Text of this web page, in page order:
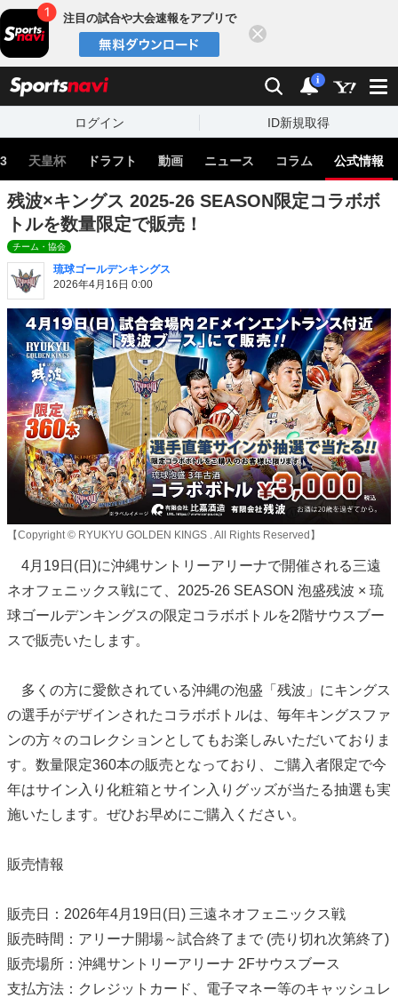
注目の試合や大会速報をアプリで
検索 通知
i
ログイン ID新規取得
天皇杯 ドラフト 動画 ニュース コラム 公式情報
残波×キングス 2025-26 SEASON限定コラボボ
トルを数量限定で販売！
チーム・協会
琉球ゴールデンキングス
2026年4月16日 0:00
【Copyright © RYUKYU GOLDEN KINGS . All Rights Reserved】
4月19日(日)に沖縄サントリーアリーナで開催される三遠
ネオフェニックス戦にて、2025-26 SEASON 泡盛残波 × 琉
球ゴールデンキングスの限定コラボボトルを2階サウスブー
スで販売いたします。
多くの方に愛飲されている沖縄の泡盛「残波」にキングス
の選手がデザインされたコラボボトルは、毎年キングスファ
ンの方々のコレクションとしてもお楽しみいただいておりま
す。数量限定360本の販売となっており、ご購入者限定で今
年はサイン入り化粧箱とサイン入りグッズが当たる抽選も実
施いたします。ぜひお早めにご購入ください。
販売情報
販売日：2026年4月19日(日) 三遠ネオフェニックス戦
販売時間：アリーナ開場～試合終了まで (売り切れ次第終了)
販売場所：沖縄サントリーアリーナ 2Fサウスブース
支払方法：クレジットカード、電子マネー等のキャッシュレ